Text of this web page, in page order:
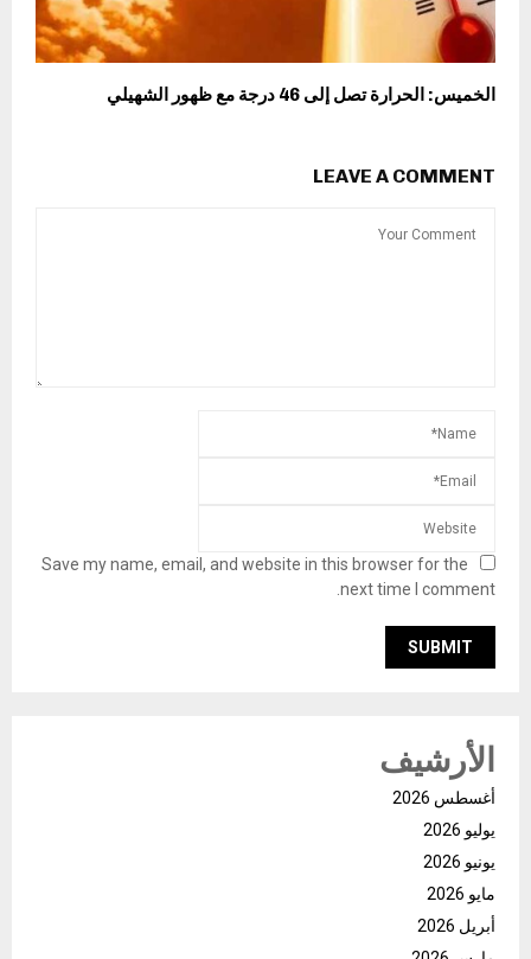
الخميس: الحرارة تصل إلى 46 درجة مع ظهور الشهيلي
LEAVE A COMMENT
Save my name, email, and website in this browser for the
next time I comment.
الأرشيف
أغسطس 2026
يوليو 2026
يونيو 2026
مايو 2026
أبريل 2026